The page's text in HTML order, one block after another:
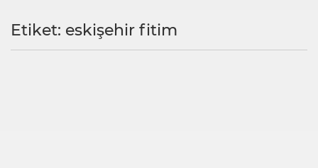
Etiket: eskişehir fitim